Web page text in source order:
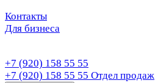
Контакты
Для бизнеса
+7 (920) 158 55 55
+7 (920) 158 55 55 Отдел продаж